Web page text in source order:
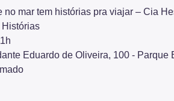
no mar tem histórias pra viajar – Cia
Eduardo de Oliveira, 100 -